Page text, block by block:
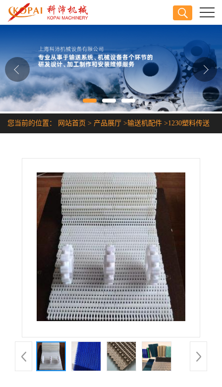
公司介绍
公司动态
产品展厅
证书荣誉
您当前的位置： 网站首页 > 产品展厅 >输送机配件 >1230塑料传送